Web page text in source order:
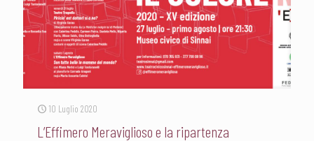
10 Luglio 2020
L’Effimero Meraviglioso e la ripartenza